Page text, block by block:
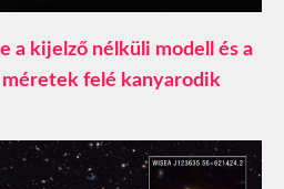
a kijelző nélküli modell és a
felé kanyarodik